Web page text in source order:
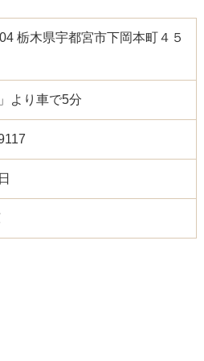
栃木県宇都宮市下岡本町４５
より車で5分